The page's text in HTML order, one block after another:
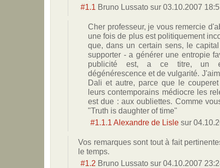
#1.1 Bruno Lussato sur 03.10.2007
Cher professeur, je vous remercie
une fois de plus est politiquement
que, dans un certain sens, le
supporter - a générer une entropie
publicité est, a ce titre, un
dégénérescence et de vulgarité.
Dali et autre, parce que le
leurs contemporains médiocre les
est due : aux oubliettes. Comme
"Truth is daughter of time"
#1.1.1 Alexandre de Lisle sur
Vos remarques sont tout à fait
le temps.
#1.2 Bruno Lussato sur 04.10.2007